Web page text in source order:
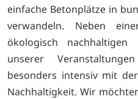
einfache Betonplätze in
verwandeln. Neben
ökologisch
unserer
besonders intensiv mit
Nachhaltigkeit. Wir